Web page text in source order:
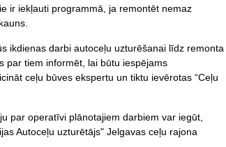
ir iekļauti programmā, ja remontēt nemaz
ikdienas darbi autoceļu uzturēšanai līdz remonta
par tiem informēt, lai būtu iespējams
ceļu būves ekspertu un tiktu ievērotas “Ceļu
par operatīvi plānotajiem darbiem var iegūt,
Autoceļu uzturētājs" Jelgavas ceļu rajona